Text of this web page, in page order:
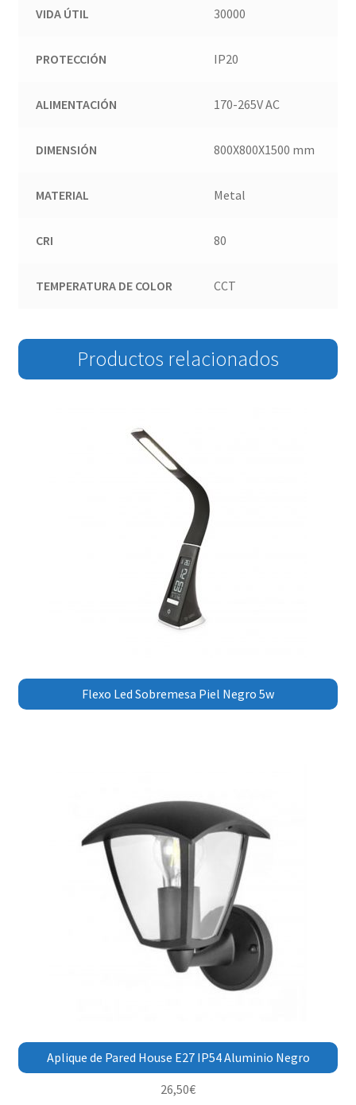
VIDA ÚTIL 30000
PROTECCIÓN IP20
ALIMENTACIÓN 170-265V AC
DIMENSIÓN 800X800X1500 mm
MATERIAL Metal
CRI 80
TEMPERATURA DE COLOR CCT
Productos relacionados
Flexo Led Sobremesa Piel Negro 5w
Aplique de Pared House E27 IP54 Aluminio Negro
26,50€